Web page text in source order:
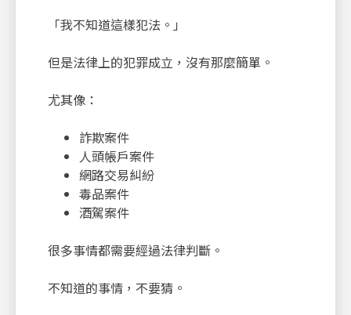
「我不知道這樣犯法。」
但是法律上的犯罪成立，沒有那麼簡單。
尤其像：
詐欺案件
人頭帳戶案件
網路交易糾紛
毒品案件
酒駕案件
很多事情都需要經過法律判斷。
不知道的事情，不要猜。